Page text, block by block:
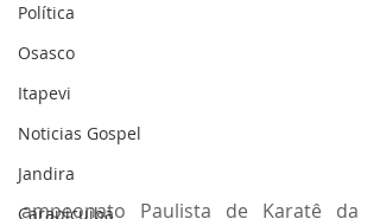
Política
Osasco
Itapevi
Noticias Gospel
Jandira
Carapicuiba
ampeonato Paulista de Karatê da